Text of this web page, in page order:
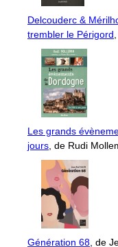
Delcouderc &
trembler le Périgord
Les grands
jours, de Rudi
Génération 68, de